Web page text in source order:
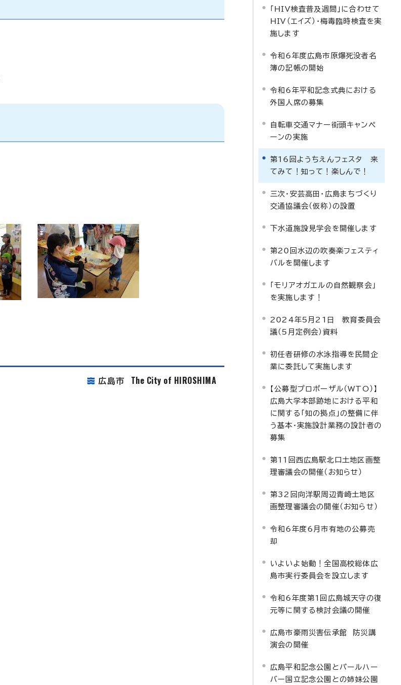
広島市 The City of HIROSHIMA
「HIV検査普及週間」に合わせて
HIV（エイズ）・梅毒臨時検査を実
施します
令和6年度広島市原爆死没者名
簿の記帳の開始
令和6年平和記念式典における
外国人席の募集
自転車交通マナー街頭キャンペ
ーンの実施
第16回ようちえんフェスタ 来
てみて！知って！楽しんで！
三次・安芸高田・広島まちづくり
交通協議会（仮称）の設置
下水道施設見学会を開催します
第20回水辺の吹奏楽フェスティ
バルを開催します
「モリアオガエルの自然観察会」
を実施します！
2024年5月21日 教育委員会
議（5月定例会）資料
初任者研修の水泳指導を民間企
業に委託して実施します
【公募型プロポーザル（WTO）】
広島大学本部跡地における平和
に関する「知の拠点」の整備に伴
う基本・実施設計業務の設計者の
募集
第11回西広島駅北口土地区画整
理審議会の開催（お知らせ）
第32回向洋駅周辺青崎土地区
画整理審議会の開催（お知らせ）
令和6年度6月市有地の公募売
却
いよいよ始動！全国高校総体広
島市実行委員会を設立します
令和6年度第1回広島城天守の復
元等に関する検討会議の開催
広島市豪雨災害伝承館 防災講
演会の開催
広島平和記念公園とパールハー
バー国立記念公園との姉妹公園